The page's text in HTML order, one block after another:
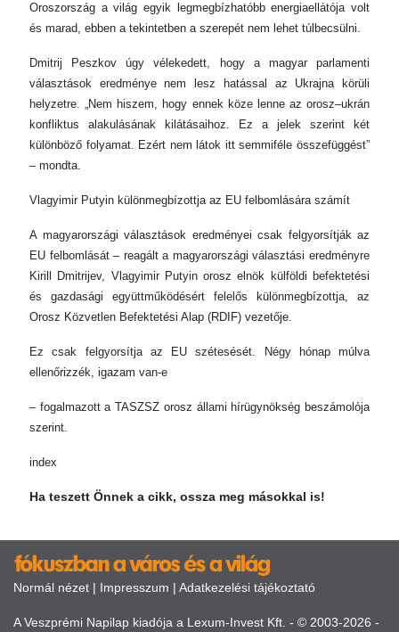
Oroszország a világ egyik legmegbízhatóbb energiaellátója volt
és marad, ebben a tekintetben a szerepét nem lehet túlbecsülni.
Dmitrij Peszkov úgy vélekedett, hogy a magyar parlamenti
választások eredménye nem lesz hatással az Ukrajna körüli
helyzetre. „Nem hiszem, hogy ennek köze lenne az orosz–ukrán
konfliktus alakulásának kilátásaihoz. Ez a jelek szerint két
különböző folyamat. Ezért nem látok itt semmiféle összefüggést”
– mondta.
Vlagyimir Putyin különmegbízottja az EU felbomlására számít
A magyarországi választások eredményei csak felgyorsítják az
EU felbomlását – reagált a magyarországi választási eredményre
Kirill Dmitrijev, Vlagyimir Putyin orosz elnök külföldi befektetési
és gazdasági együttműködésért felelős különmegbízottja, az
Orosz Közvetlen Befektetési Alap (RDIF) vezetője.
Ez csak felgyorsítja az EU szétesését. Négy hónap múlva
ellenőrizzék, igazam van-e
– fogalmazott a TASZSZ orosz állami hírügynökség beszámolója
szerint.
index
Ha teszett Önnek a cikk, ossza meg másokkal is!
Normál nézet | Impresszum | Adatkezelési tájékoztató
A Veszprémi Napilap kiadója a Lexum-Invest Kft. - © 2003-2026 -